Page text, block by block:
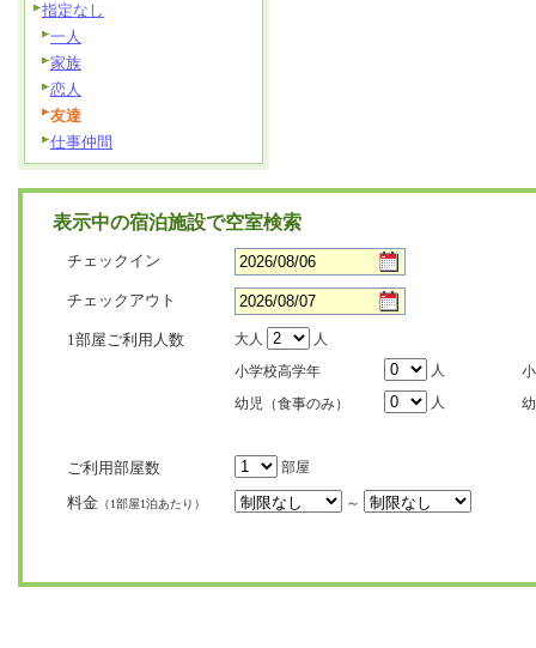
指定なし
一人
家族
恋人
友達
仕事仲間
表示中の宿泊施設で空室検索
チェックイン
チェックアウト
1部屋ご利用人数 大人
人
小学校高学年
人
幼児（食事のみ）
人
ご利用部屋数 部屋
料金 （1部屋1泊あたり） ～